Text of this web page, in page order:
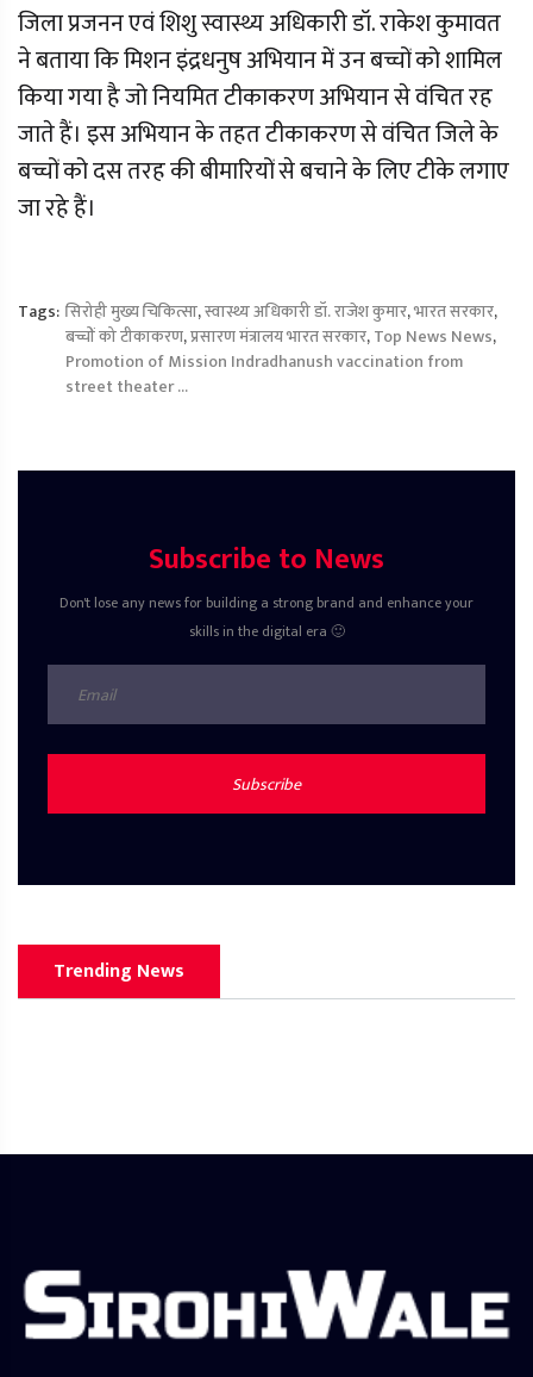
जिला प्रजनन एवं शिशु स्वास्थ्य अधिकारी डॉ. राकेश कुमावत
ने बताया कि मिशन इंद्रधनुष अभियान में उन बच्चों को शामिल
किया गया है जो नियमित टीकाकरण अभियान से वंचित रह
जाते हैं। इस अभियान के तहत टीकाकरण से वंचित जिले के
बच्चों को दस तरह की बीमारियों से बचाने के लिए टीके लगाए
जा रहे हैं।
Tags: सिरोही मुख्य चिकित्सा,स्वास्थ्य अधिकारी डॉ. राजेश कुमार,भारत सरकार,
बच्चों को टीकाकरण,प्रसारण मंत्रालय भारत सरकार,Top News News,
Promotion of Mission Indradhanush vaccination from
street theater ...
Subscribe to News
Don't lose any news for building a strong brand and enhance your
skills in the digital era 🙂
Subscribe
Trending News